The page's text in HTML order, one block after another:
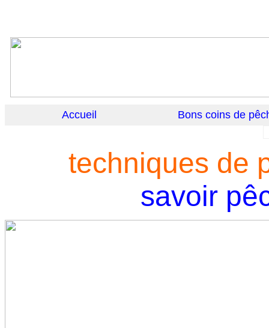
Accueil Bons coins de
techniques de
savoir